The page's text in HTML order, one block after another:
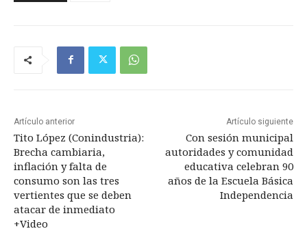
Artículo anterior
Tito López (Conindustria):
Brecha cambiaria,
inflación y falta de
consumo son las tres
vertientes que se deben
atacar de inmediato
+Video
Artículo siguiente
Con sesión municipal
autoridades y comunidad
educativa celebran 90
años de la Escuela Básica
Independencia